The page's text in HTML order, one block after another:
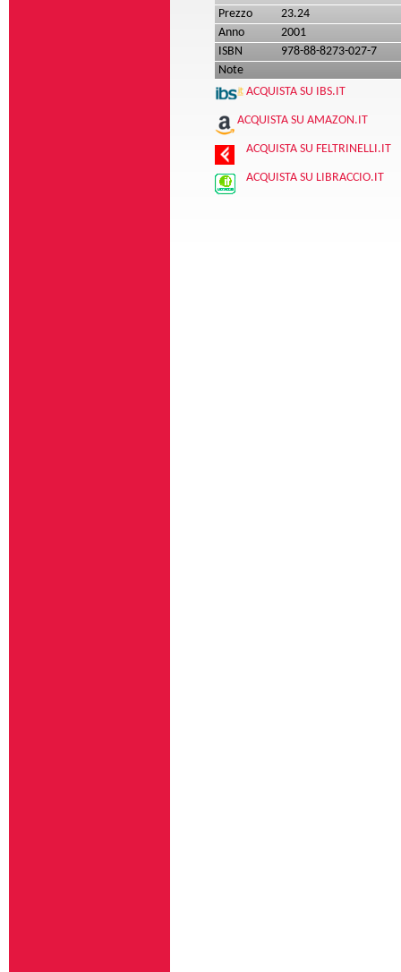
Prezzo
23.24
Anno
2001
ISBN
978-88-8273-027-7
Note
ACQUISTA SU IBS.IT
ACQUISTA SU AMAZON.IT
ACQUISTA SU FELTRINELLI.IT
ACQUISTA SU LIBRACCIO.IT